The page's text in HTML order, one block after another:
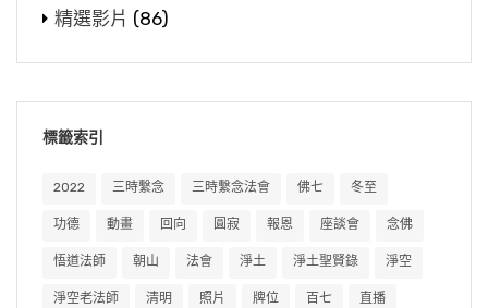
精選影片 (86)
標籤索引
2022 三時繫念 三時繫念法會 佛七 冬至
功德 動畫 回向 圓寂 報恩 座談會 念佛
悟道法師 朝山 法會 淨土 淨土聖賢錄 淨空
淨空老法師 清明 照片 牌位 百七 直播